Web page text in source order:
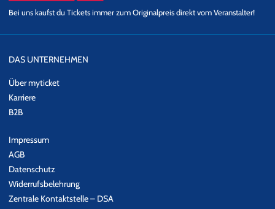
Bei uns kaufst du Tickets immer zum Originalpreis direkt vom Veranstalter!
DAS UNTERNEHMEN
Über myticket
Karriere
B2B
Impressum
AGB
Datenschutz
Widerrufsbelehrung
Zentrale Kontaktstelle – DSA